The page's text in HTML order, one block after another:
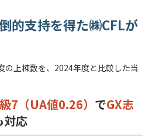
的支持を得た㈱CFLが
上棟数を、2024年度と比較した当
7（UA値0.26） でGX志
対応